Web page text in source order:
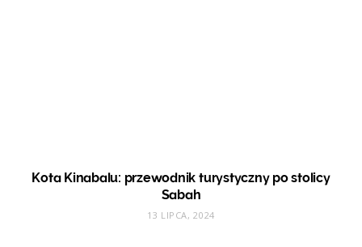
Kota Kinabalu: przewodnik turystyczny po stolicy
Sabah
13 LIPCA, 2024